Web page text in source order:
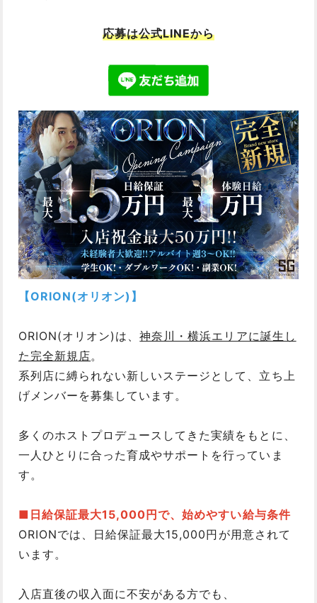
応募は公式LINEから
【ORION(オリオン)】
ORION(オリオン)は、神奈川・横浜エリアに誕生し
た完全新規店。
系列店に縛られない新しいステージとして、立ち上
げメンバーを募集しています。
多くのホストプロデュースしてきた実績をもとに、
一人ひとりに合った育成やサポートを行っていま
す。
■日給保証最大15,000円で、始めやすい給与条件
ORIONでは、日給保証最大15,000円が用意されて
います。
入店直後の収入面に不安がある方でも、